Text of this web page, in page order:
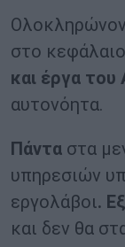
στο
και έργα
αυτονόητα.
Πάντα στα
υπηρεσιών
εργολάβοι.
και δεν θα